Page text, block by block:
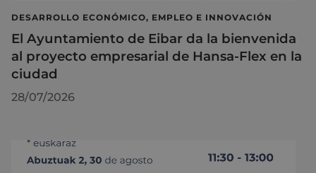
DESARROLLO ECONÓMICO, EMPLEO E INNOVACIÓN
El Ayuntamiento de Eibar da la bienvenida
al proyecto empresarial de Hansa-Flex en la
ciudad
28/07/2026